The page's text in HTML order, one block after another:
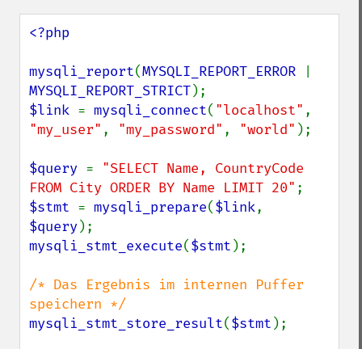
<?php
mysqli_report(MYSQLI_REPORT_ERROR
MYSQLI_REPORT_STRICT
$link = mysqli_connect( "localhost"
"my_user" , "my_password" , "world" );
$query = "SELECT Name, CountryCode
FROM City ORDER BY Name LIMIT 20"
$stmt = mysqli_prepare($link
$query
mysqli_stmt_execute($stmt );
/* Das Ergebnis im internen Puffer
mysqli_stmt_store_result($stmt );